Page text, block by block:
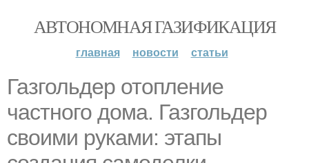
АВТОНОМНАЯ ГАЗИФИКАЦИЯ
главная новости статьи
Газгольдер отопление
частного дома. Газгольдер
своими руками: этапы